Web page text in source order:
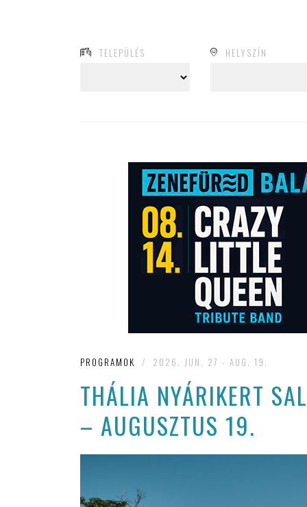
TELEPÜLÉS HELYSZÍN
PROGRAMOK / 2026. JUN. 27 - AUG. 19.
THÁLIA NYÁRIKERT
– AUGUSZTUS 19.